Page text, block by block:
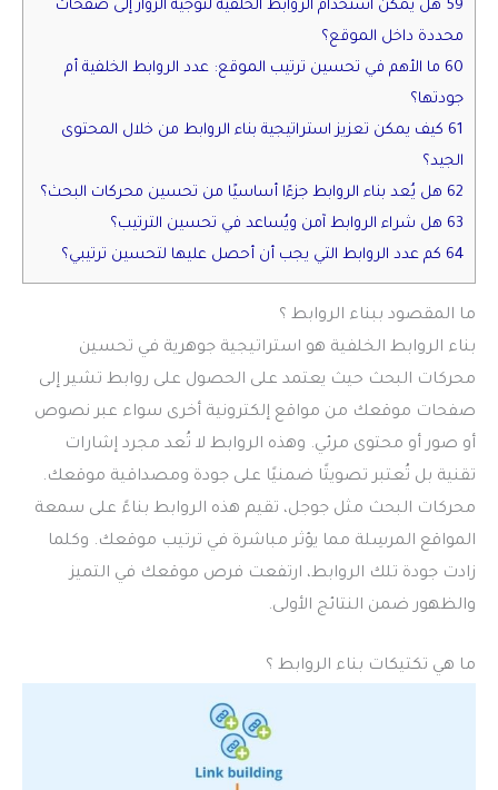
59 هل يمكن استخدام الروابط الخلفية لتوجيه الزوار إلى صفحات
محددة داخل الموقع؟
60 ما الأهم في تحسين ترتيب الموقع: عدد الروابط الخلفية أم
جودتها؟
61 كيف يمكن تعزيز استراتيجية بناء الروابط من خلال المحتوى
الجيد؟
62 هل يُعد بناء الروابط جزءًا أساسيًا من تحسين محركات البحث؟
63 هل شراء الروابط آمن ويُساعد في تحسين الترتيب؟
64 كم عدد الروابط التي يجب أن أحصل عليها لتحسين ترتيبي؟
ما المقصود ببناء الروابط ؟
بناء الروابط الخلفية هو استراتيجية جوهرية في تحسين
محركات البحث حيث يعتمد على الحصول على روابط تشير إلى
صفحات موقعك من مواقع إلكترونية أخرى سواء عبر نصوص
أو صور أو محتوى مرئي. وهذه الروابط لا تُعد مجرد إشارات
تقنية بل تُعتبر تصويتًا ضمنيًا على جودة ومصداقية موقعك.
محركات البحث مثل جوجل، تقيم هذه الروابط بناءً على سمعة
المواقع المرسِلة مما يؤثر مباشرة في ترتيب موقعك. وكلما
زادت جودة تلك الروابط، ارتفعت فرص موقعك في التميز
والظهور ضمن النتائج الأولى.
ما هي تكتيكات بناء الروابط ؟